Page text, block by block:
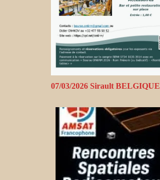
07/03/2026 Sirault BELGIQUE